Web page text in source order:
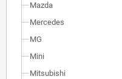
Mazda
Mercedes
MG
Mini
Mitsubishi